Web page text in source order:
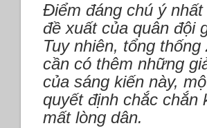
Điểm đáng chú ý
đề xuất của quân đội
Tuy nhiên, tổng
cần có thêm những
của sáng kiến này,
quyết định chắc chắn
mất lòng dân.